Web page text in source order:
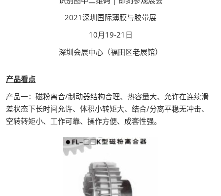
2021深圳国际薄膜与胶带展
10月19-21日
深圳会展中心（福田区老展馆）
产品看点
产品一：磁粉离合/制动器结构合理、热容量大、允许在连续滑
差状态下长时间允许、体积小转矩大、结合/分离平稳无冲击、
空转转矩小、工作可靠、操作方便、成套性强。